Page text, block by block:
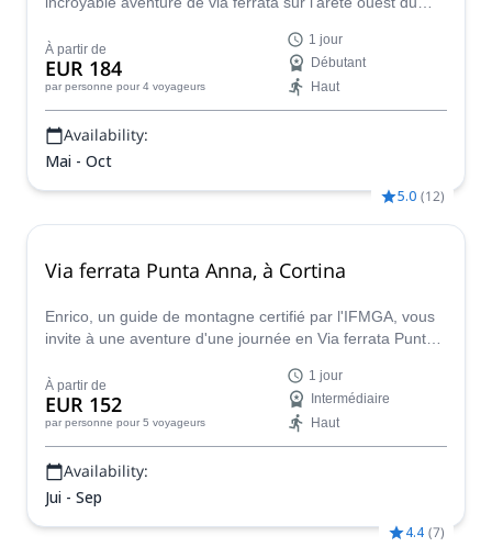
À partir de
EUR 184
par personne pour 4 voyageurs
1 jour
Débutant
Haut
Availability:
Mai - Oct
5.0 (12)
Via ferrata Punta Anna, à Cortina
Enrico, un guide de montagne certifié par l'IFMGA, vous
invite à une aventure d'une journée en Via ferrata Punta
À partir de
EUR 152
par personne pour 5 voyageurs
1 jour
Intermédiaire
Haut
Availability:
Jui - Sep
4.4 (7)